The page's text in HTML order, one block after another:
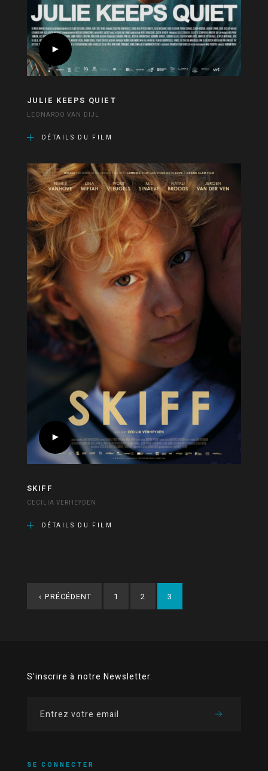
JULIE KEEPS QUIET
LEONARDO VAN DIJL
DÉTAILS DU FILM
SKIFF
CECILIA VERHEYDEN
DÉTAILS DU FILM
‹ PRÉCÉDENT 1 2 3
S'inscrire à notre Newsletter.
SE CONNECTER